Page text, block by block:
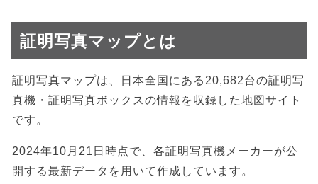
証明写真マップとは
証明写真マップは、日本全国にある20,682台の証明写
真機・証明写真ボックスの情報を収録した地図サイト
です。
2024年10月21日時点で、各証明写真機メーカーが公
開する最新データを用いて作成しています。